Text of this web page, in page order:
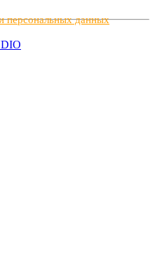
персональных данных